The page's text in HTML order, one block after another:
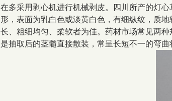
在多采用剥心机进行机械剥皮。四川所产的灯
形，表面为乳白色或淡黄白色，有细纵纹，质
长、粗细均匀、柔软者为佳。药材市场常见两
是抽取后的茎髓直接散装，常呈长短不一的弯曲